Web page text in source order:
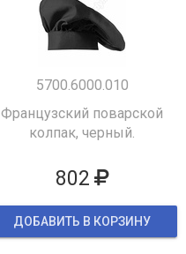
5700.6000.010
Французский поварской
колпак, черный.
802
ДОБАВИТЬ В КОРЗИНУ